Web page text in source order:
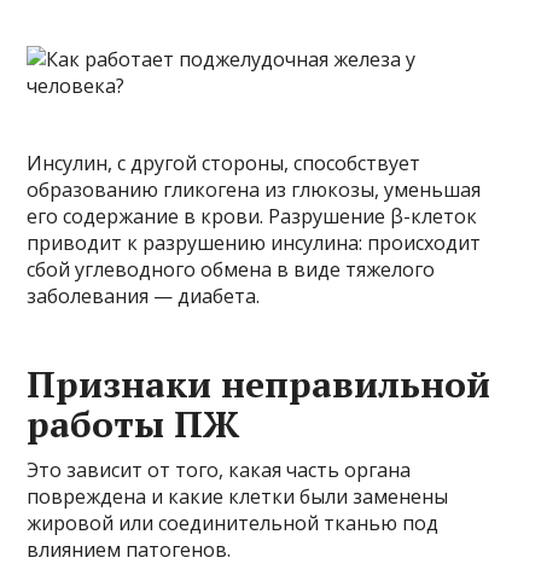
Инсулин, с другой стороны, способствует
образованию гликогена из глюкозы, уменьшая
его содержание в крови. Разрушение β-клеток
приводит к разрушению инсулина: происходит
сбой углеводного обмена в виде тяжелого
заболевания — диабета.
Признаки неправильной
работы ПЖ
Это зависит от того, какая часть органа
повреждена и какие клетки были заменены
жировой или соединительной тканью под
влиянием патогенов.